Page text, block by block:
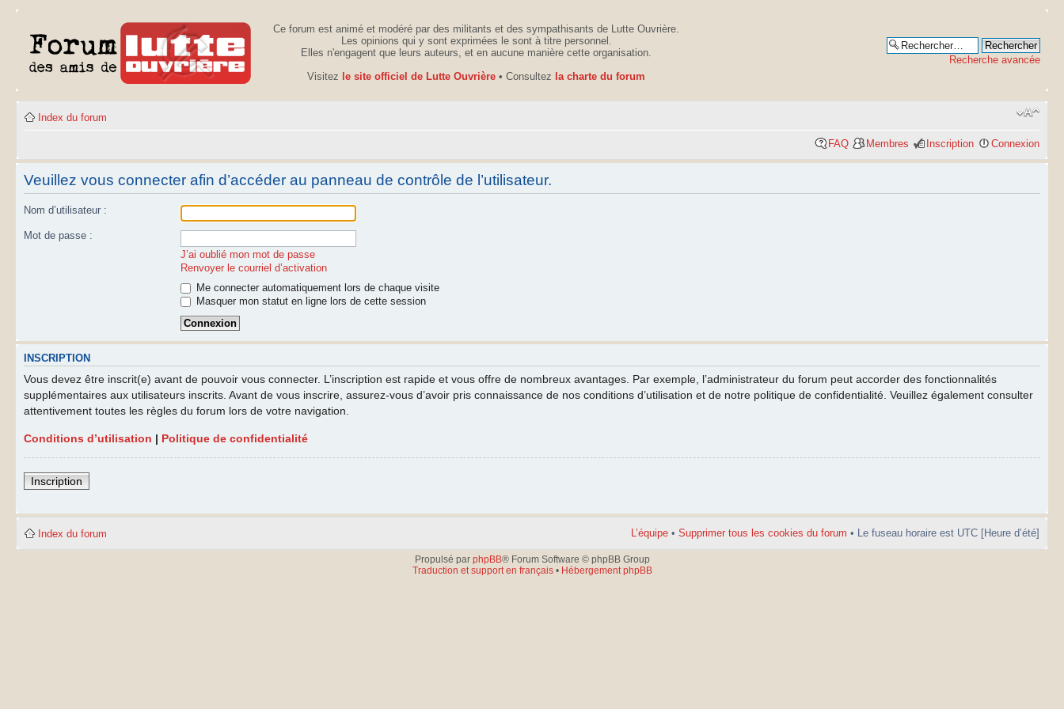
Ce forum est animé et modéré par des militants et des sympathisants de Lutte Ouvrière.
Les opinions qui y sont exprimées le sont à titre personnel.
Elles n'engagent que leurs auteurs, et en aucune manière cette organisation.
Visitez le site officiel de Lutte Ouvrière • Consultez la charte du forum
Recherche avancée
Index du forum
FAQ Membres Inscription Connexion
Veuillez vous connecter afin d’accéder au panneau de contrôle de l’utilisateur.
Nom d’utilisateur :
Mot de passe :
J’ai oublié mon mot de passe
Renvoyer le courriel d’activation
Me connecter automatiquement lors de chaque visite
Masquer mon statut en ligne lors de cette session
INSCRIPTION
Vous devez être inscrit(e) avant de pouvoir vous connecter. L’inscription est rapide et vous offre de nombreux avantages. Par exemple, l’administrateur du forum peut accorder des fonctionnalités
supplémentaires aux utilisateurs inscrits. Avant de vous inscrire, assurez-vous d’avoir pris connaissance de nos conditions d’utilisation et de notre politique de confidentialité. Veuillez également consulter
attentivement toutes les règles du forum lors de votre navigation.
Conditions d’utilisation | Politique de confidentialité
Inscription
Index du forum L’équipe • Supprimer tous les cookies du forum • Le fuseau horaire est UTC [Heure d’été]
Propulsé par phpBB® Forum Software © phpBB Group
Traduction et support en français• Hébergement phpBB